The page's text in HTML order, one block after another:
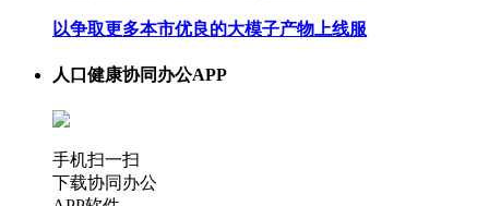
以争取更多本市优良的大模子产物上线服
人口健康协同办公APP
手机扫一扫
下载协同办公